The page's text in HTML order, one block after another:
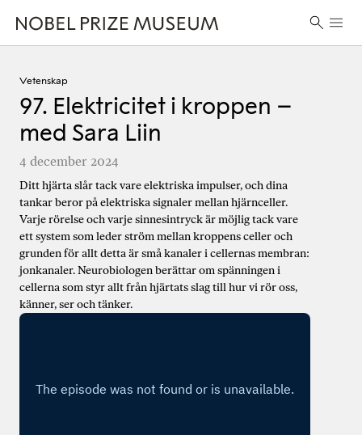
Skip
to
header
Skip
to
main
Skip
to
footer
Sök
Vetenskap
97. Elektricitet i kroppen –
med Sara Liin
4 december 2024
Ditt hjärta slår tack vare elektriska impulser, och dina
tankar beror på elektriska signaler mellan hjärnceller.
Varje rörelse och varje sinnesintryck är möjlig tack vare
ett system som leder ström mellan kroppens celler och
grunden för allt detta är små kanaler i cellernas membran:
jonkanaler. Neurobiologen berättar om spänningen i
cellerna som styr allt från hjärtats slag till hur vi rör oss,
känner, ser och tänker.